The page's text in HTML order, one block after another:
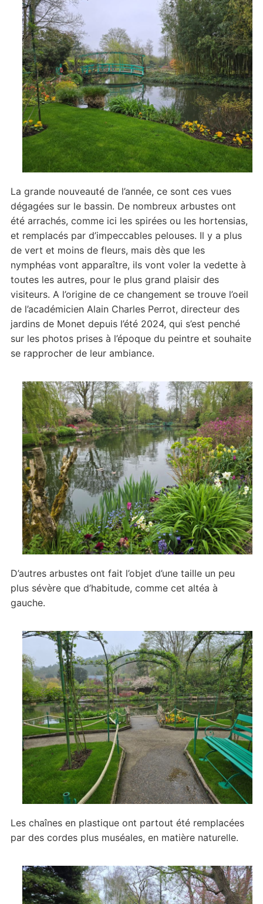
La grande nouveauté de l’année, ce sont ces vues
dégagées sur le bassin. De nombreux arbustes ont
été arrachés, comme ici les spirées ou les hortensias,
et remplacés par d’impeccables pelouses. Il y a plus
de vert et moins de fleurs, mais dès que les
nymphéas vont apparaître, ils vont voler la vedette à
toutes les autres, pour le plus grand plaisir des
visiteurs. A l’origine de ce changement se trouve l’oeil
de l’académicien Alain Charles Perrot, directeur des
jardins de Monet depuis l’été 2024, qui s’est penché
sur les photos prises à l’époque du peintre et souhaite
se rapprocher de leur ambiance.
D’autres arbustes ont fait l’objet d’une taille un peu
plus sévère que d’habitude, comme cet altéa à
gauche.
Les chaînes en plastique ont partout été remplacées
par des cordes plus muséales, en matière naturelle.